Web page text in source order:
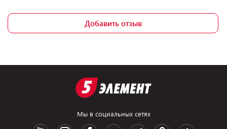
Добавить отзыв
Мы в социальных сетях